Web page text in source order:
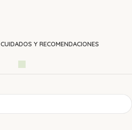
CUIDADOS Y RECOMENDACIONES